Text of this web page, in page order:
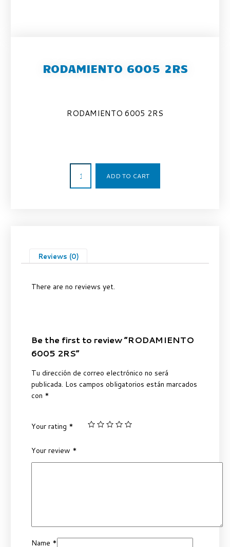
RODAMIENTO 6005 2RS
RODAMIENTO 6005 2RS
ADD TO CART
Reviews (0)
There are no reviews yet.
Be the first to review “RODAMIENTO
6005 2RS”
Tu dirección de correo electrónico no será
publicada. Los campos obligatorios están marcados
con *
Your rating *
Your review *
Name *